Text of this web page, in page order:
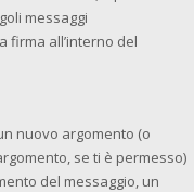
messaggi
firma all’interno del
nuovo argomento (o
se ti è permesso)
del messaggio, un